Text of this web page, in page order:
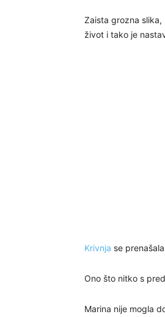
Zaista grozna slika,
život i tako je
Krivnja se
Ono što nitko s
Marina nije mogla